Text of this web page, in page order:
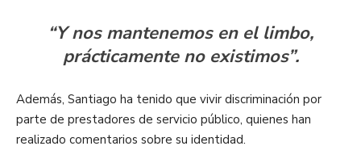
“Y nos mantenemos en el limbo,
prácticamente no existimos”.
Además, Santiago ha tenido que vivir discriminación por
parte de prestadores de servicio público, quienes han
realizado comentarios sobre su identidad.